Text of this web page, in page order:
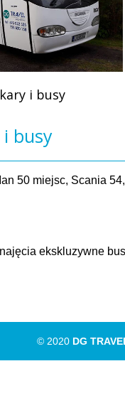
i busy
busy
50 miejsc, Scania
ekskluzywne
© 2020 DG